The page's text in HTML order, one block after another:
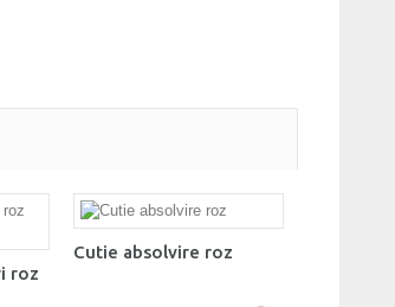
roz
Cutie absolvire roz